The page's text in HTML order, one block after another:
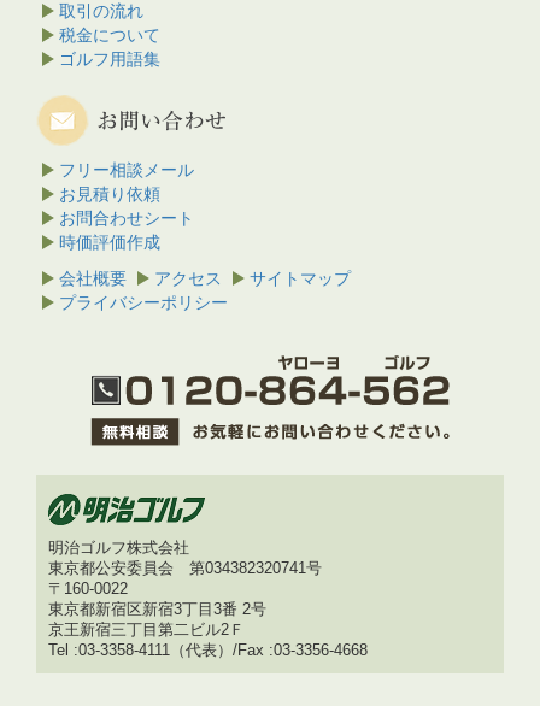
取引の流れ
税金について
ゴルフ用語集
フリー相談メール
お見積り依頼
お問合わせシート
時価評価作成
会社概要
アクセス
サイトマップ
プライバシーポリシー
明治ゴルフ株式会社
東京都公安委員会 第034382320741号
〒160-0022
東京都新宿区新宿3丁目3番 2号
京王新宿三丁目第二ビル2Ｆ
Tel :03-3358-4111（代表）/Fax :03-3356-4668